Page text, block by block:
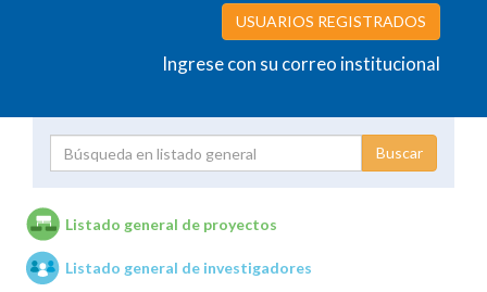
USUARIOS REGISTRADOS
Ingrese con su correo institucional
Unidades de investigación
Listado general de proyectos
Listado general de investigadores